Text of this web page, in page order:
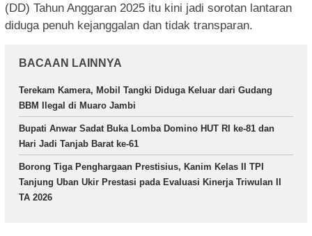
(DD) Tahun Anggaran 2025 itu kini jadi sorotan lantaran
diduga penuh kejanggalan dan tidak transparan.
BACAAN LAINNYA
Terekam Kamera, Mobil Tangki Diduga Keluar dari Gudang
BBM Ilegal di Muaro Jambi
Bupati Anwar Sadat Buka Lomba Domino HUT RI ke-81 dan
Hari Jadi Tanjab Barat ke-61
Borong Tiga Penghargaan Prestisius, Kanim Kelas II TPI
Tanjung Uban Ukir Prestasi pada Evaluasi Kinerja Triwulan II
TA 2026